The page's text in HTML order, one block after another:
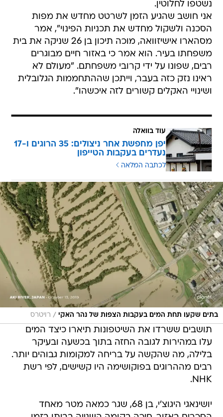
נשטפו לחלוטין.
אני חושב שהגיע הזמן לשרטט מחדש את מפות
הסכנה ולשקול מחדש את תכניות הפינוי", אמר
מסהארו אישיזוואה, מוכה תיכון בן 26 שניקה את בית
משפחתו בעיר. הוא אמר כי באזור חיים מבוגרים
רבים, שפונו על ידי קרובי משפחתם. "מעולם לא
ראינו נזק כזה בעבר, וייתכן שההתחממות הגלובלית
ושינויי האקלים קשורים לזה איכשהו".
עוד בוואלה
יפן מחפשת אחר ניצולים: 35 הרוגים ו-17
נעדרים בעקבות הטייפון
לכתבה המלאה
בתים שקעו תחת המים בעקבות הצפות של נהר האקי / רויטרס
תושבים ששרדו את השיטפונות תיארו כיצד המים
עלו במהירות לגובה החזה בתוך בכשעה ובעיקר
בלילה, מה שהקשה על בריחה למקומות גבוהים יותר.
רבים מההרוגים בפוקושימה היו קשישים, לפי רשת
NHK.
יושינאגי היגוצ'י, בן 68, שגר כמאה מטר מאחד